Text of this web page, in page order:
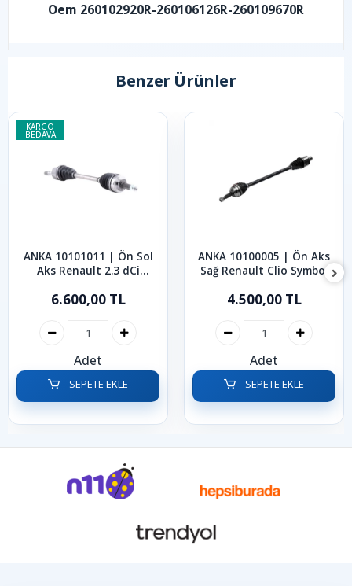
Oem 260102920R-260106126R-260109670R
Benzer Ürünler
KARGO
BEDAVA
ANKA 10101011 | Ön Sol
Aks Renault 2.3 dCi
6.600,00 TL
Adet
SEPETE EKLE
ANKA 10100005 | Ön Aks
Sağ Renault Clio Symbol
4.500,00 TL
Adet
SEPETE EKLE